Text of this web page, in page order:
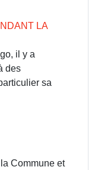
LA
il y a
des
sa
Commune et